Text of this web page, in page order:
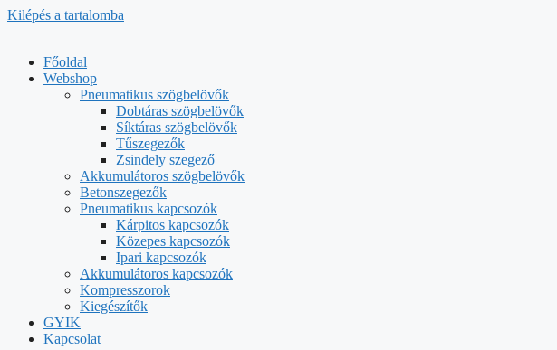
Kilépés a tartalomba
Főoldal
Webshop
Pneumatikus szögbelövők
Dobtáras szögbelövők
Síktáras szögbelövők
Tűszegezők
Zsindely szegező
Akkumulátoros szögbelövők
Betonszegezők
Pneumatikus kapcsozók
Kárpitos kapcsozók
Közepes kapcsozók
Ipari kapcsozók
Akkumulátoros kapcsozók
Kompresszorok
Kiegészítők
GYIK
Kapcsolat